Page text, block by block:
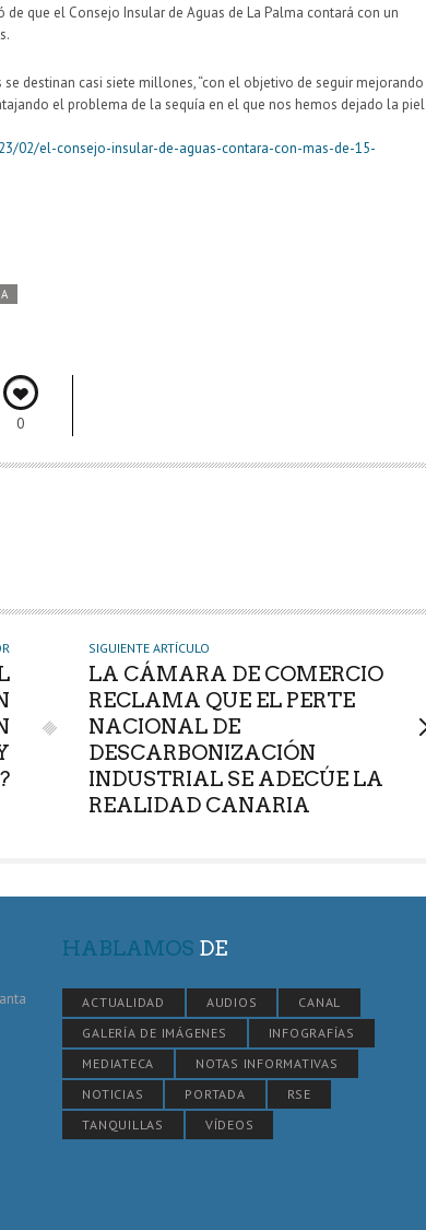
que el Consejo Insular de Aguas de La Palma contará con un
destinan casi siete millones, “con el objetivo de seguir mejorando
el problema de la sequía en el que nos hemos dejado la piel
02/el-consejo-insular-de-aguas-contara-con-mas-de-15-
0
SIGUIENTE ARTÍCULO
LA CÁMARA DE COMERCIO
RECLAMA QUE EL PERTE
NACIONAL DE
DESCARBONIZACIÓN
INDUSTRIAL SE ADECÚE LA
REALIDAD CANARIA
HABLAMOS DE
ACTUALIDAD AUDIOS
CANAL
GALERÍA DE IMÁGENES
INFOGRAFÍAS
MEDIATECA
NOTAS INFORMATIVAS
NOTICIAS
PORTADA
RSE
TANQUILLAS
VÍDEOS